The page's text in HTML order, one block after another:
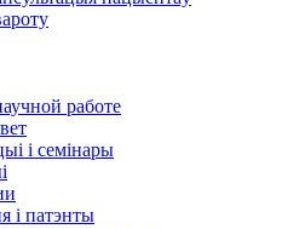
работе
і семінары
і патэнты